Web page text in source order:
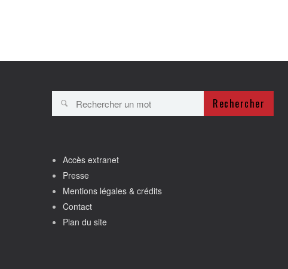
Rechercher
Accès extranet
Presse
Mentions légales & crédits
Contact
Plan du site